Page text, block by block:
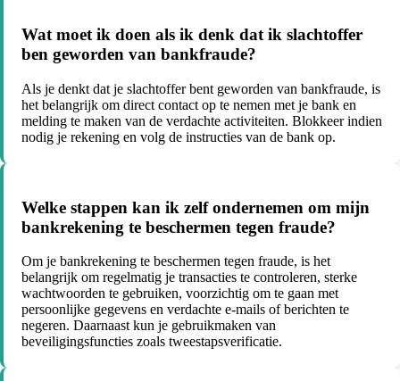
Wat moet ik doen als ik denk dat ik slachtoffer
ben geworden van bankfraude?
Als je denkt dat je slachtoffer bent geworden van bankfraude, is
het belangrijk om direct contact op te nemen met je bank en
melding te maken van de verdachte activiteiten. Blokkeer indien
nodig je rekening en volg de instructies van de bank op.
Welke stappen kan ik zelf ondernemen om mijn
bankrekening te beschermen tegen fraude?
Om je bankrekening te beschermen tegen fraude, is het
belangrijk om regelmatig je transacties te controleren, sterke
wachtwoorden te gebruiken, voorzichtig om te gaan met
persoonlijke gegevens en verdachte e-mails of berichten te
negeren. Daarnaast kun je gebruikmaken van
beveiligingsfuncties zoals tweestapsverificatie.